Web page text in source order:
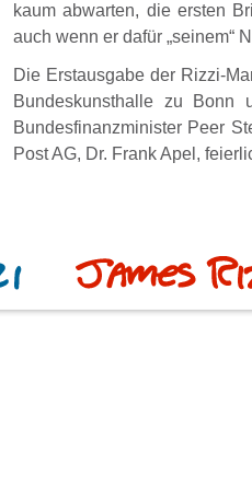
kaum abwarten, die ersten
auch wenn er dafür „seinem“
Die Erstausgabe der Rizzi-
Bundeskunsthalle zu Bonn
Bundesfinanzminister Peer
Post AG, Dr. Frank Apel,